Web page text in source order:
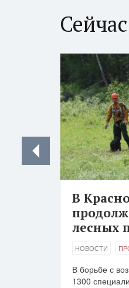
В
лесных
НОВОСТИ
В борьбе с
1300